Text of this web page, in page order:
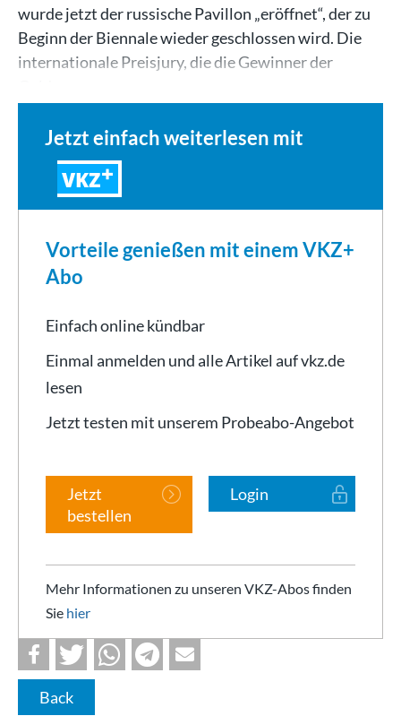
wurde jetzt der russische Pavillon „eröffnet“, der zu
Beginn der Biennale wieder geschlossen wird. Die
internationale Preisjury, die die Gewinner der
Jetzt einfach weiterlesen mit
VKZ
Vorteile genießen mit einem VKZ+
Abo
Einfach online kündbar
Einmal anmelden und alle Artikel auf vkz.de
lesen
Jetzt testen mit unserem Probeabo-Angebot
Jetzt
bestellen
Login
Mehr Informationen zu unseren VKZ-Abos finden
Sie hier
Back